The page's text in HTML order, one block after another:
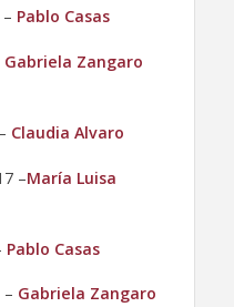
Pablo Casas
Gabriela Zangaro
Claudia Alvaro
–María Luisa
Pablo Casas
– Gabriela Zangaro